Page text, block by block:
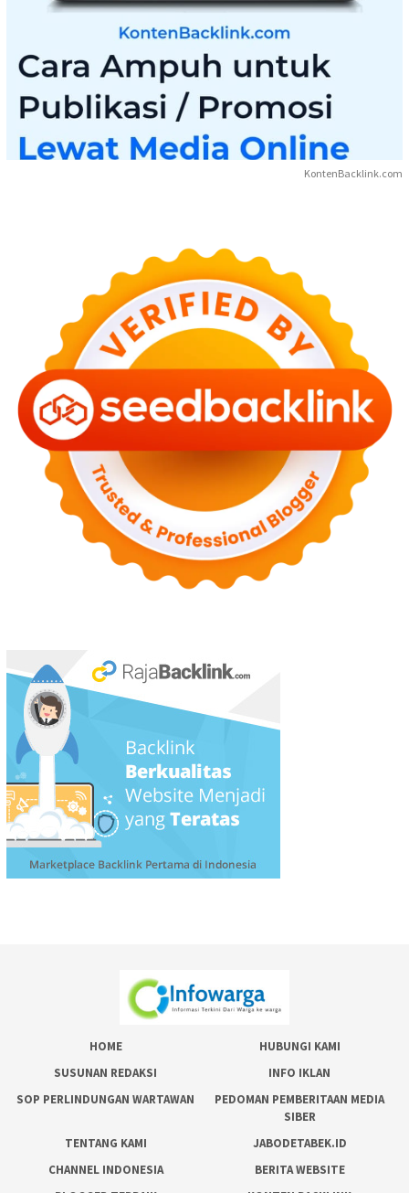
KontenBacklink.com
HOME
HUBUNGI KAMI
SUSUNAN REDAKSI
INFO IKLAN
SOP PERLINDUNGAN WARTAWAN
PEDOMAN PEMBERITAAN MEDIA
SIBER
TENTANG KAMI
JABODETABEK.ID
CHANNEL INDONESIA
BERITA WEBSITE